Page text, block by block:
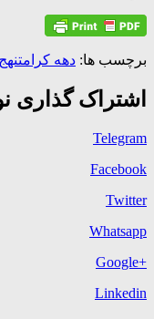
برچسب ها: دهه کرامت
اشتراک گذاری
Telegram
Facebook
Twitter
Whatsapp
+Google
Linkedin